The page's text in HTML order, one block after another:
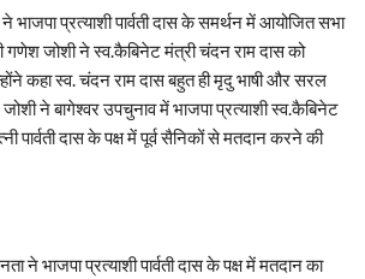
प्रत्याशी पार्वती दास के समर्थन में आयोजित सभा
गणेश जोशी ने स्व.कैबिनेट मंत्री चंदन राम दास को
कहा स्व. चंदन राम दास बहुत ही मृदु भाषी और सरल
ने बागेश्वर उपचुनाव में भाजपा प्रत्याशी स्व.कैबिनेट
पार्वती दास के पक्ष में पूर्व सैनिकों से मतदान करने की
ने भाजपा प्रत्याशी पार्वती दास के पक्ष में मतदान का